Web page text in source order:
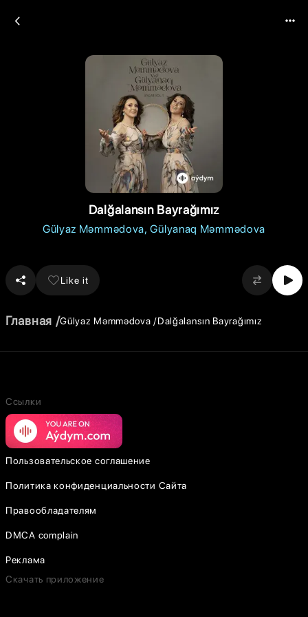
Dalğalansın Bayrağımız
Gülyaz Məmmədova Gülyanaq Məmmədova
Like it
Главная Gülyaz Məmmədova Dalğalansın Bayrağımız
Ссылки
Пользовательское соглашение
Политика конфиденциальности Сайта
Правообладателям
DMCA complain
Реклама
Скачать приложение